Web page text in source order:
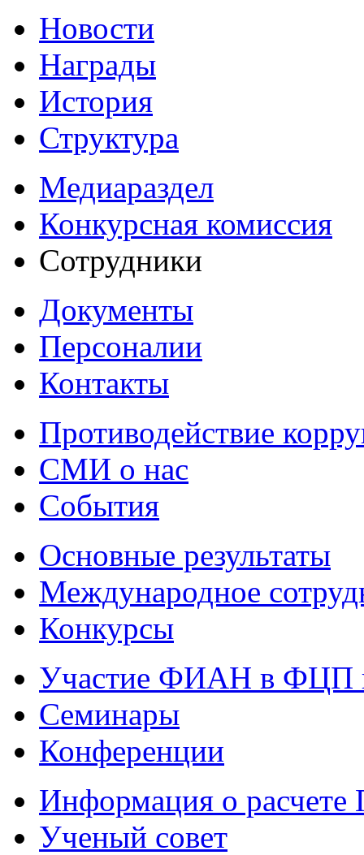
Новости
Награды
История
Структура
Медиараздел
Конкурсная комиссия
Сотрудники
Документы
Персоналии
Контакты
Противодействие
СМИ о нас
События
Основные результаты
Международное
Конкурсы
Участие ФИАН в ФЦП
Семинары
Конференции
Информация о
Ученый совет